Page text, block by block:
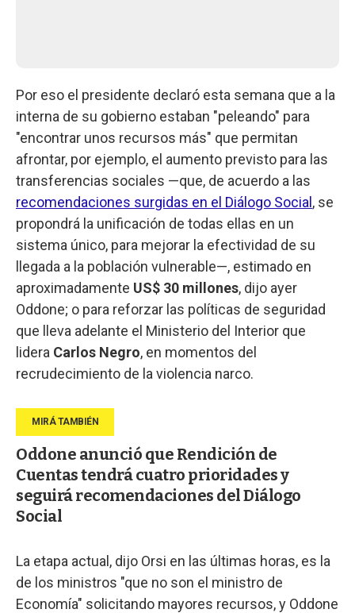
Por eso el presidente declaró esta semana que a la
interna de su gobierno estaban "peleando" para
"encontrar unos recursos más" que permitan
afrontar, por ejemplo, el aumento previsto para las
transferencias sociales —que, de acuerdo a las
recomendaciones surgidas en el Diálogo Social , se
propondrá la unificación de todas ellas en un
sistema único, para mejorar la efectividad de su
llegada a la población vulnerable—, estimado en
aproximadamente US$ 30 millones, dijo ayer
Oddone; o para reforzar las políticas de seguridad
que lleva adelante el Ministerio del Interior que
lidera Carlos Negro, en momentos del
recrudecimiento de la violencia narco.
Oddone anunció que Rendición de
Cuentas tendrá cuatro prioridades y
seguirá recomendaciones del Diálogo
Social
La etapa actual, dijo Orsi en las últimas horas, es la
de los ministros "que no son el ministro de
Economía" solicitando mayores recursos, y Oddone